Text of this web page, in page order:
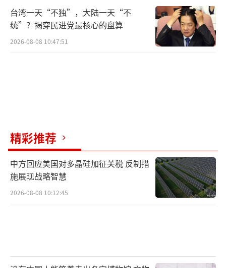
台湾一天“不独”，大陆一天“不
统”？揭穿民进党最核心的盘算
2026-08-08 10:47:51
精彩推荐
中方回应美国对多晶硅加征关税 反制措
施展现战略智慧
2026-08-08 10:12:45